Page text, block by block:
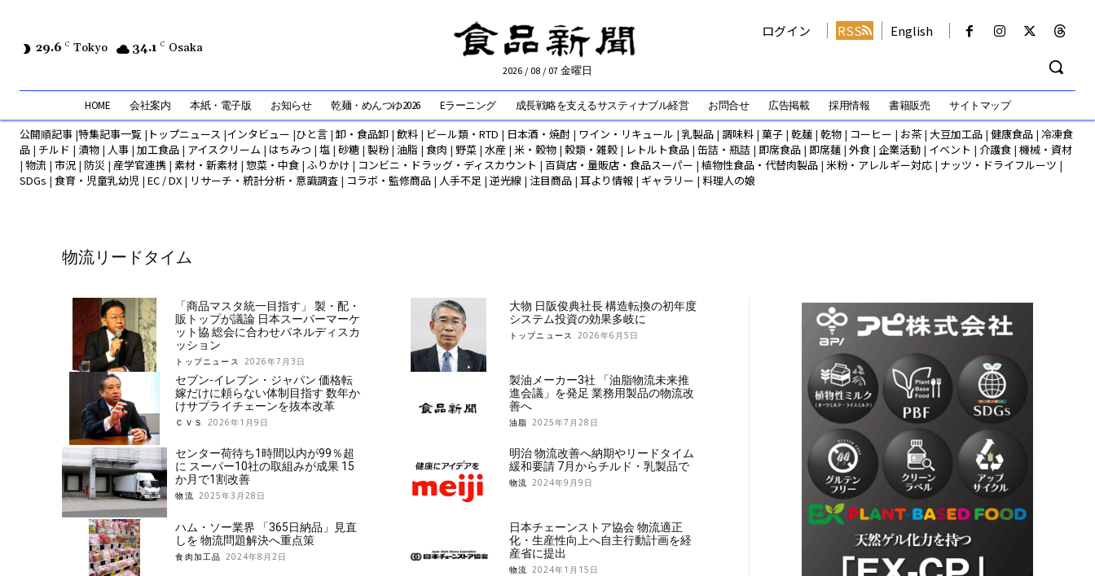
29.6 C Tokyo 34.1 C Osaka
2026 / 08 / 07 金曜日
ログイン RSS English
HOME 会社案内 本紙・電子版 お知らせ 乾麺・めんつゆ2026 Eラーニング 成長戦略を支えるサスティナブル経営 お問合せ 広告掲載 採用情報 書籍販売 サイトマップ
公開順記事 |特集記事一覧 | トップニュース |インタビュー |ひと言 |卸・食品卸 | 飲料 | ビール類・RTD | 日本酒・焼酎 | ワイン・リキュール | 乳製品 | 調味料 | 菓子 | 乾麺 | 乾物 | コーヒー | お茶 | 大豆加工品 | 健康食品 | 冷凍食
品 | チルド | 漬物 | 人事 | 加工食品 | アイスクリーム | はちみつ | 塩 | 砂糖 | 製粉| 油脂 | 食肉 | 野菜 | 水産 | 米・穀物 | 穀類・雑穀 | レトルト食品 | 缶詰・瓶詰 | 即席食品 | 即席麺 | 外食 | 企業活動 | イベント | 介護食 | 機械・資材
| 物流 | 市況 | 防災 | 産学官連携 | 素材・新素材 | 惣菜・中食 | ふりかけ | コンビニ・ドラッグ・ディスカウント | 百貨店・量販店・食品スーパー | 植物性食品・代替肉製品 | 米粉・アレルギー対応 | ナッツ・ドライフルーツ |
SDGs | 食育・児童乳幼児 | EC / DX | リサーチ・統計分析・意識調査 | コラボ・監修商品 | 人手不足 | 逆光線 | 注目商品 | 耳より情報 | ギャラリー | 料理人の娘
物流リードタイム
「商品マスタ統一目指す」 製・配・
販トップが議論 日本スーパーマーケ
ット協 総会に合わせパネルディスカ
ッション
トップニュース 2026年7月3日
大物 日阪俊典社長 構造転換の初年度
システム投資の効果多岐に
トップニュース 2026年6月5日
セブン-イレブン・ジャパン 価格転
嫁だけに頼らない体制目指す 数年か
けサプライチェーンを抜本改革
ＣＶＳ 2026年1月9日
製油メーカー3社 「油脂物流未来推
進会議」を発足 業務用製品の物流改
善へ
油脂 2025年7月28日
センター荷待ち1時間以内が99％超
に スーパー10社の取組みが成果 15
か月で1割改善
物流 2025年3月28日
明治 物流改善へ納期やリードタイム
緩和要請 7月からチルド・乳製品で
物流 2024年9月9日
ハム・ソー業界 「365日納品」見直
しを 物流問題解決へ重点策
食肉加工品 2024年8月2日
日本チェーンストア協会 物流適正
化・生産性向上へ自主行動計画を経
産省に提出
物流 2024年1月15日